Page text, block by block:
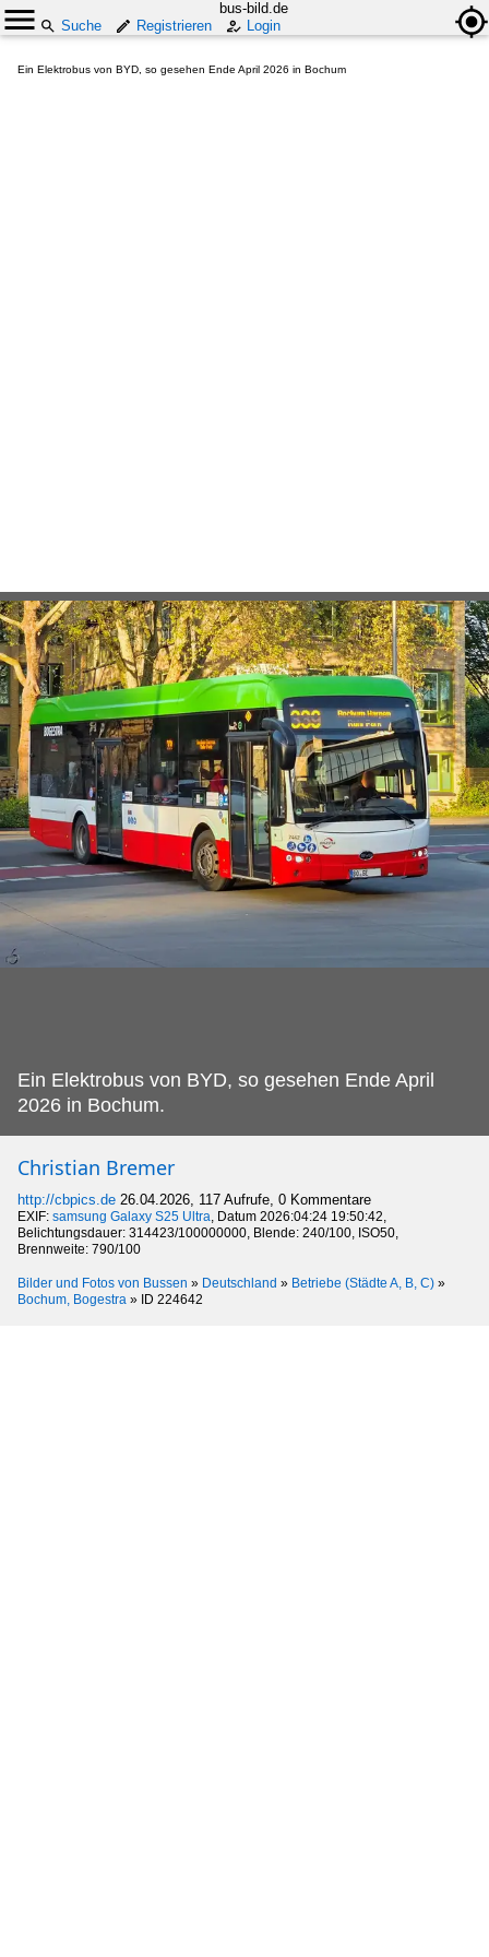
bus-bild.de
Suche
Registrieren Login
Ein Elektrobus von BYD, so gesehen Ende April 2026 in Bochum
Ein Elektrobus von BYD, so gesehen Ende April
2026 in Bochum.
Christian Bremer
http://cbpics.de 26.04.2026, 117 Aufrufe, 0 Kommentare
EXIF: samsung Galaxy S25 Ultra, Datum 2026:04:24 19:50:42,
Belichtungsdauer: 314423/100000000, Blende: 240/100, ISO50,
Brennweite: 790/100
Bilder und Fotos von Bussen » Deutschland » Betriebe (Städte A, B, C) »
Bochum, Bogestra » ID 224642